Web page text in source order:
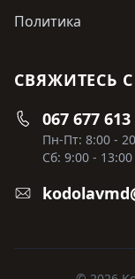
Политика
СВЯЖИТЕСЬ
067 677 613
Пн-Пт: 8:00 -
Сб: 9:00 - 13:00